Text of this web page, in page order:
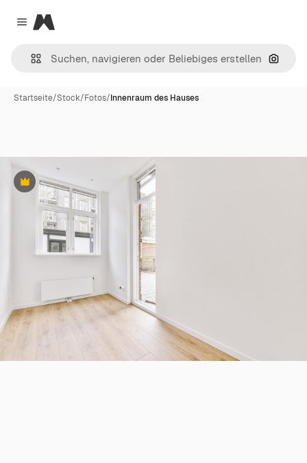
Close menu
Magnific
Nach
Startseite/Stock/Fotos/Innenraum des Hauses
Premium